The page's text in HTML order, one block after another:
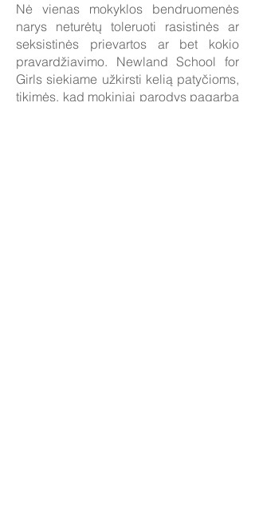
Nė vienas mokyklos bendruomenės
narys neturėtų toleruoti rasistinės ar
seksistinės prievartos ar bet kokio
pravardžiavimo. Newland School for
Girls siekiame užkirsti kelią patyčioms,
tikimės, kad mokiniai parodys pagarbą